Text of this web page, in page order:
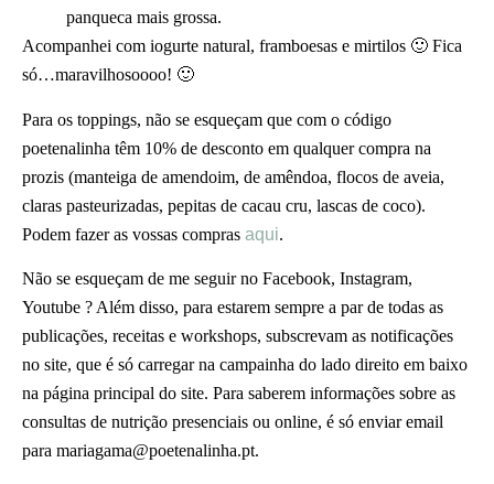
panqueca mais grossa.
Acompanhei com iogurte natural, framboesas e mirtilos 🙂 Fica
só…maravilhosoooo! 🙂
Para os toppings, não se esqueçam que com o código
poetenalinha têm 10% de desconto em qualquer compra na
prozis (manteiga de amendoim, de amêndoa, flocos de aveia,
claras pasteurizadas, pepitas de cacau cru, lascas de coco).
Podem fazer as vossas compras aqui.
Não se esqueçam de me seguir no Facebook, Instagram,
Youtube ? Além disso, para estarem sempre a par de todas as
publicações, receitas e workshops, subscrevam as notificações
no site, que é só carregar na campainha do lado direito em baixo
na página principal do site. Para saberem informações sobre as
consultas de nutrição presenciais ou online, é só enviar email
para mariagama@poetenalinha.pt.